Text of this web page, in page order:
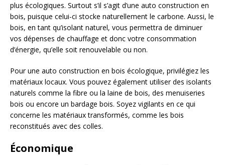
plus écologiques. Surtout s’il s’agit d’une auto construction en
bois, puisque celui-ci stocke naturellement le carbone. Aussi, le
bois, en tant qu’isolant naturel, vous permettra de diminuer
vos dépenses de chauffage et donc votre consommation
d’énergie, qu’elle soit renouvelable ou non.
Pour une auto construction en bois écologique, privilégiez les
matériaux locaux. Vous pouvez également utiliser des isolants
naturels comme la fibre ou la laine de bois, des menuiseries
bois ou encore un bardage bois. Soyez vigilants en ce qui
concerne les matériaux transformés, comme les bois
reconstitués avec des colles.
Économique